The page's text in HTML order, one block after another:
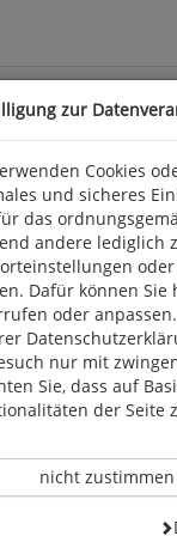
Parkteichen das
der
Filme und
die
Namen
zur
Cookies
und sicheres
das
andere lediglich
Dafür können
oder
nur mit
Sie, dass auf
der Seite
nicht zustimmen